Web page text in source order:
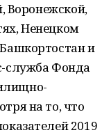
Воронежской,
Ненецком
и
служба Фонда
на то, что
2019